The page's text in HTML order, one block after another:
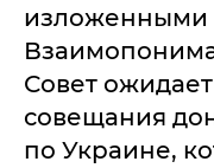
изложенными
Совет
совещания
по Украине,